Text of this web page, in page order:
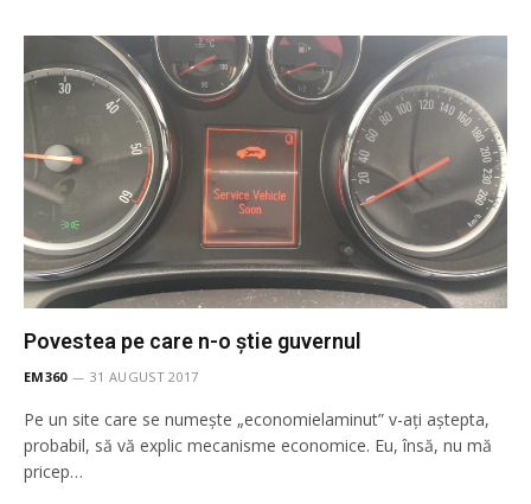
Povestea pe care n-o știe guvernul
EM360 31 AUGUST 2017
Pe un site care se numește „economielaminut” v-ați aștepta,
probabil, să vă explic mecanisme economice. Eu, însă, nu mă
pricep…